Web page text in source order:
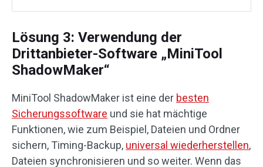
Lösung 3: Verwendung der
Drittanbieter-Software „MiniTool
ShadowMaker“
MiniTool ShadowMaker ist eine der besten
Sicherungssoftware und sie hat mächtige
Funktionen, wie zum Beispiel, Dateien und Ordner
sichern, Timing-Backup, universal wiederherstellen,
Dateien synchronisieren und so weiter. Wenn das